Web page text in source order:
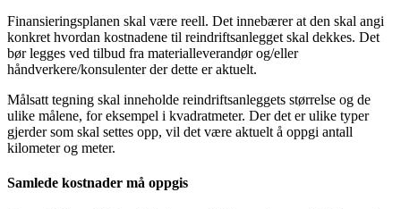
Finansieringsplanen skal være reell. Det innebærer at den skal angi
konkret hvordan kostnadene til reindriftsanlegget skal dekkes. Det
bør legges ved tilbud fra materialleverandør og/eller
håndverkere/konsulenter der dette er aktuelt.
Målsatt tegning skal inneholde reindriftsanleggets størrelse og de
ulike målene, for eksempel i kvadratmeter. Der det er ulike typer
gjerder som skal settes opp, vil det være aktuelt å oppgi antall
kilometer og meter.
Samlede kostnader må oppgis